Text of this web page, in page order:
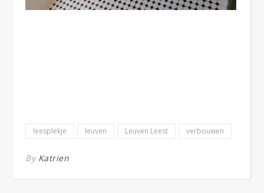
leesplekje leuven Leuven Leest verbouwen
By Katrien